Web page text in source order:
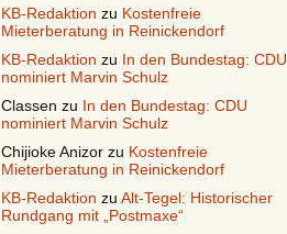
KB-Redaktion zu Kostenfreie
Mieterberatung in Reinickendorf
KB-Redaktion zu In den Bundestag: CDU
nominiert Marvin Schulz
Classen zu In den Bundestag: CDU
nominiert Marvin Schulz
Chijioke Anizor zu Kostenfreie
Mieterberatung in Reinickendorf
KB-Redaktion zu Alt-Tegel: Historischer
Rundgang mit „Postmaxe“